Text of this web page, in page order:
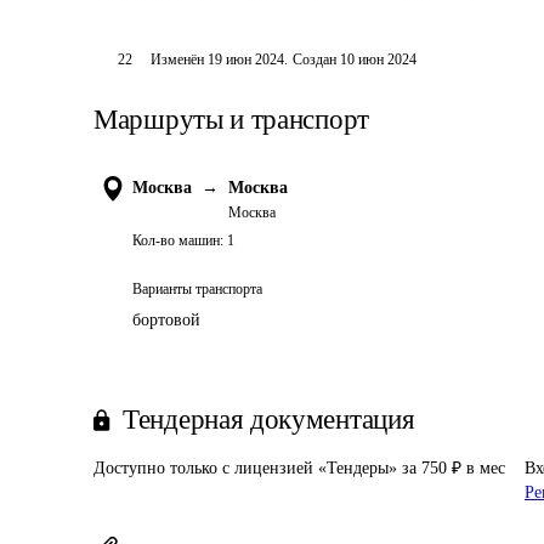
22 Изменён 19 июн 2024. Создан 10 июн 2024
Маршруты и транспорт
Москва → Москва
Москва
Кол-во машин: 1
Варианты транспорта
бортовой
Тендерная документация
Доступно только с лицензией «Тендеры» за 750 ₽ в мес